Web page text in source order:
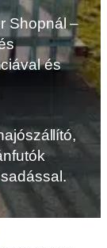
Shopnál –
és